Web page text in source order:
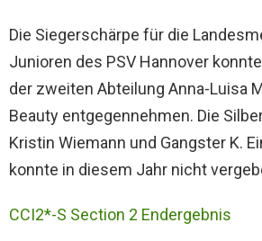
Die Siegerschärpe für die
Junioren des PSV Hannover
der zweiten Abteilung Anna-Luisa
Beauty entgegennehmen. Die
Kristin Wiemann und Gangster K.
konnte in diesem Jahr nicht
CCI2*-S Section 2 Endergebnis